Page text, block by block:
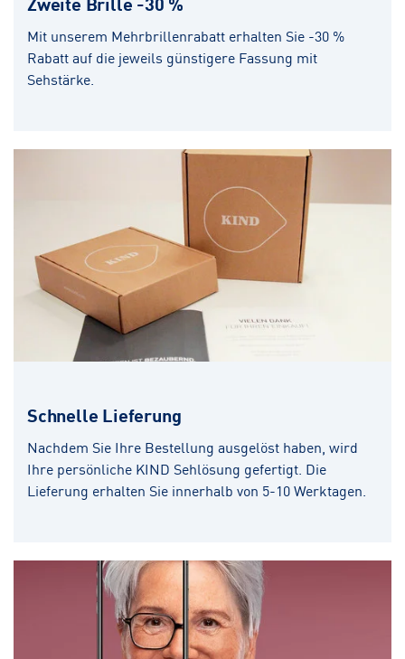
Mit unserem Mehrbrillenrabatt erhalten Sie -30 %
Rabatt auf die jeweils günstigere Fassung mit
Sehstärke.
Schnelle Lieferung
Nachdem Sie Ihre Bestellung ausgelöst haben, wird
Ihre persönliche KIND Sehlösung gefertigt. Die
Lieferung erhalten Sie innerhalb von 5-10 Werktagen.